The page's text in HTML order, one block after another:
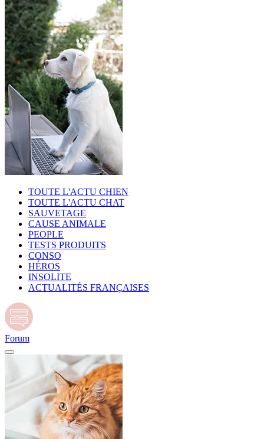
TOUTE L'ACTU CHIEN
TOUTE L'ACTU CHAT
SAUVETAGE
CAUSE ANIMALE
PEOPLE
TESTS PRODUITS
CONSO
HÉROS
INSOLITE
ACTUALITÉS FRANÇAISES
Forum